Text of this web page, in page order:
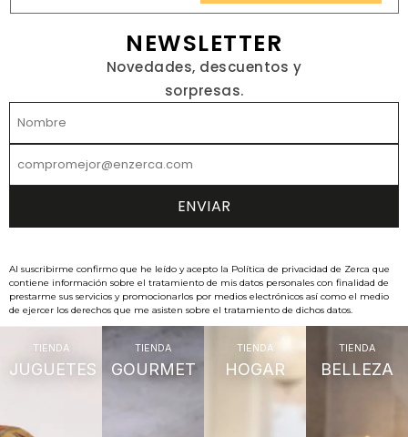
NEWSLETTER
Novedades, descuentos y
sorpresas.
Al suscribirme confirmo que he leído y acepto la Política de privacidad de Zerca que
contiene información sobre el tratamiento de mis datos personales con finalidad de
prestarme sus servicios y promocionarlos por medios electrónicos así como el medio
de ejercer los derechos que me asisten sobre el tratamiento de dichos datos.
TIENDA
JUGUETES
TIENDA
GOURMET
TIENDA
HOGAR
TIENDA
BELLEZA